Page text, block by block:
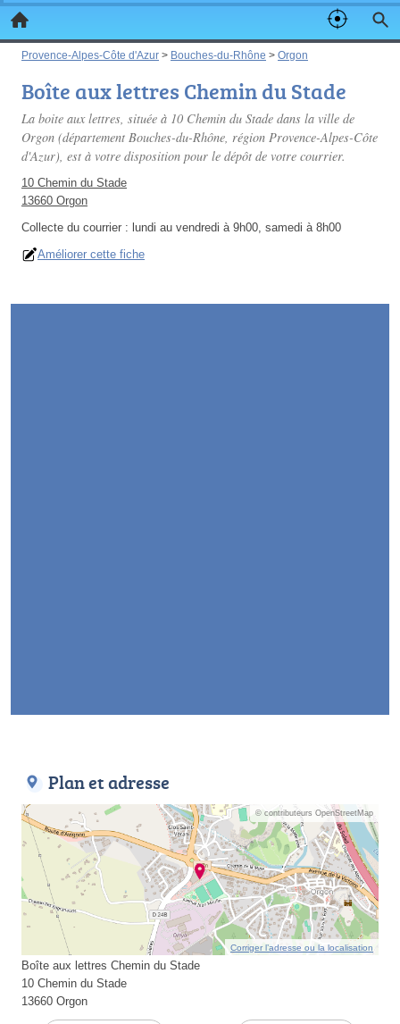
Provence-Alpes-Côte d'Azur > Bouches-du-Rhône > Orgon
Boîte aux lettres Chemin du Stade
La boite aux lettres, située à 10 Chemin du Stade dans la ville de
Orgon (département Bouches-du-Rhône, région Provence-Alpes-Côte
d'Azur), est à votre disposition pour le dépôt de votre courrier.
10 Chemin du Stade
13660 Orgon
Collecte du courrier : lundi au vendredi à 9h00, samedi à 8h00
Améliorer cette fiche
Plan et adresse
© contributeurs OpenStreetMap
Corriger l’adresse ou la localisation
Boîte aux lettres Chemin du Stade
10 Chemin du Stade
13660 Orgon